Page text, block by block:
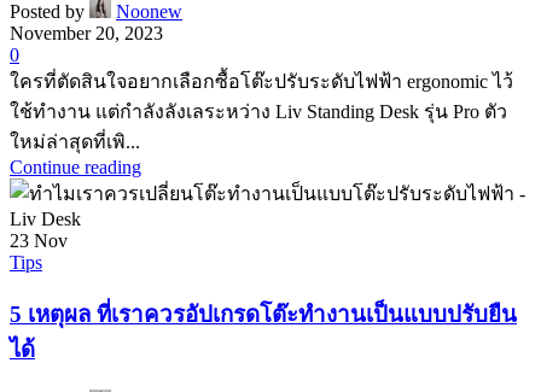
Posted by
Noonew
November 20, 2023
0
ใครที่ตัดสินใจอยากเลือกซื้อโต๊ะปรับระดับไฟฟ้า ergonomic ไว้
ใช้ทำงาน แต่กำลังลังเลระหว่าง Liv Standing Desk รุ่น Pro ตัว
ใหม่ล่าสุดที่เพิ...
Continue reading
23 Nov
Tips
5 เหตุผล ที่เราควรอัปเกรดโต๊ะทำงานเป็นแบบปรับยืน
ได้